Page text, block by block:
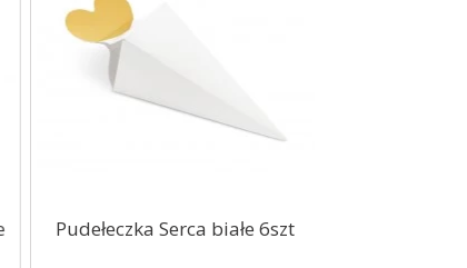
Pudełeczka Serca białe 6szt